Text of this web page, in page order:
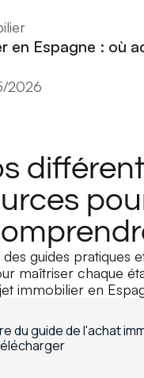
en Espagne : où
2026
guides pratiques
maîtriser chaque
immobilier en